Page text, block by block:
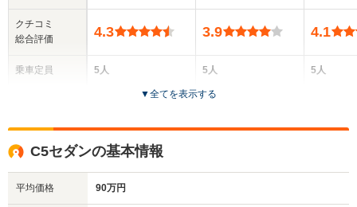
クチコミ
総合評価
乗車定員
4.3
5人
全高
1.48m
3.9
5人
5ドア
4.1
5人
▼全てを表示する
C5セダンの基本情報
平均価格 90万円